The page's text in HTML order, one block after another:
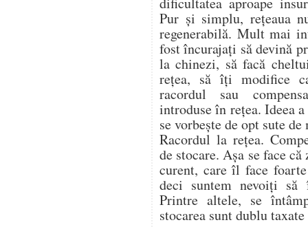
Pur și simplu, rețeaua
regenerabilă. Mult mai
fost încurajați să devină
la chinezi, să facă
rețea, să îți modifice
racordul sau
introduse în rețea. Ideea
se vorbește de opt sute
Racordul la rețea.
de stocare. Așa se face
curent, care îl face
deci suntem nevoiți să
Printre altele, se
stocarea sunt dublu